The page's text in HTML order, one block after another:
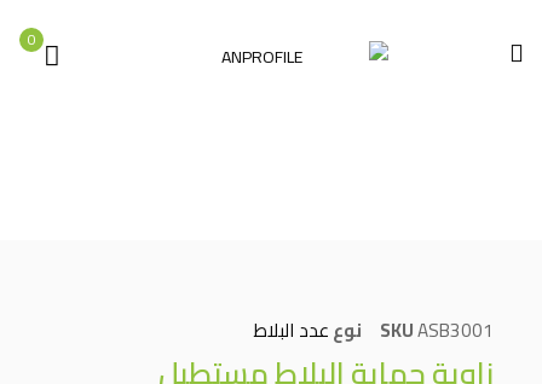
0
SKUASB3001 نوععدد البلاط
زاوية حماية البلاط مستطيل